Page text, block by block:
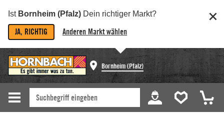
Ist Bornheim (Pfalz) Dein richtiger Markt?
JA, RICHTIG Anderen Markt wählen
Bornheim (Pfalz)